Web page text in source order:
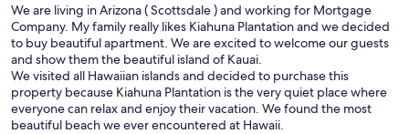
We are living in Arizona ( Scottsdale ) and working for Mortgage
Company. My family really likes Kiahuna Plantation and we decided
to buy beautiful apartment. We are excited to welcome our guests
and show them the beautiful island of Kauai.
We visited all Hawaiian islands and decided to purchase this
property because Kiahuna Plantation is the very quiet place where
everyone can relax and enjoy their vacation. We found the most
beautiful beach we ever encountered at Hawaii.